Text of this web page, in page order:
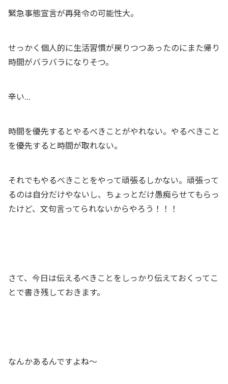
緊急事態宣言が再発令の可能性大。
せっかく個人的に生活習慣が戻りつつあったのにまた帰り
時間がバラバラになりそつ。
辛い…
時間を優先するとやるべきことがやれない。やるべきこと
を優先すると時間が取れない。
それでもやるべきことをやって頑張るしかない。頑張って
るのは自分だけやないし、ちょっとだけ愚痴らせてもらっ
たけど、文句言ってられないからやろう！！！
さて、今日は伝えるべきことをしっかり伝えておくってこ
とで書き残しておきます。
なんかあるんですよね〜